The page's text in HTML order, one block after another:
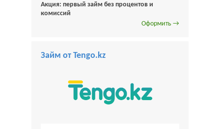
Акция: первый займ без процентов и
комиссий
Оформить →
Займ от Tengo.kz